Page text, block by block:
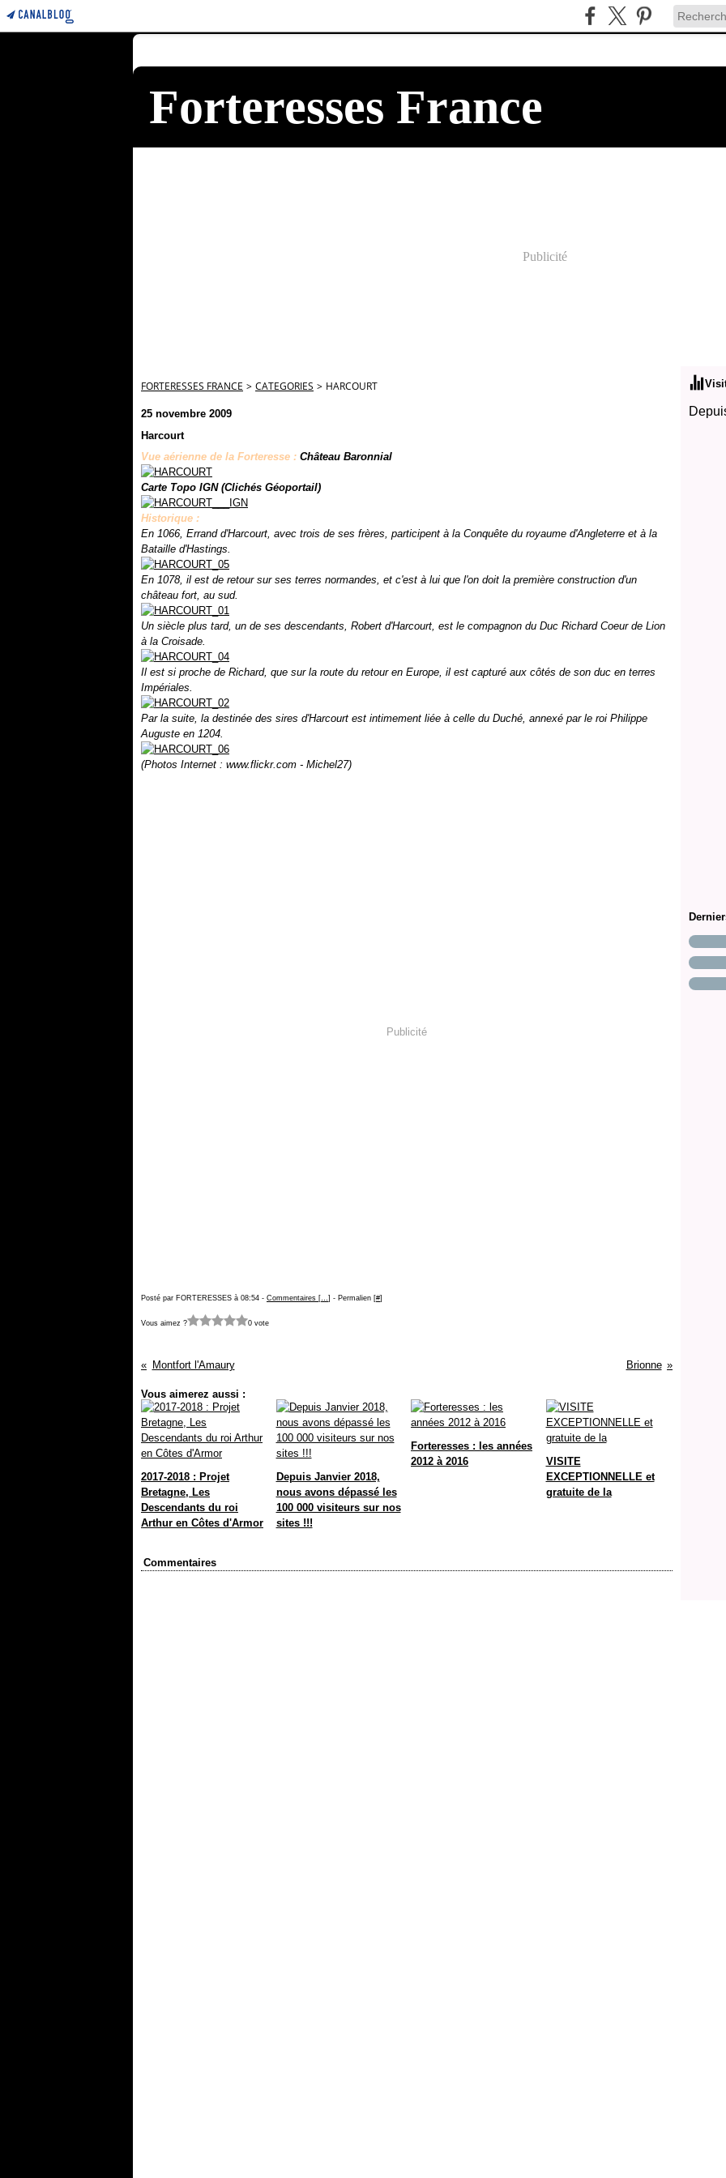
Forteresses France
Publicité
FORTERESSES FRANCE > CATEGORIES > HARCOURT
25 novembre 2009
Harcourt
Vue aérienne de la Forteresse : Château Baronnial
Carte Topo IGN (Clichés Géoportail)
Historique :
En 1066, Errand d'Harcourt, avec trois de ses frères, participent à la Conquête du royaume d'Angleterre et à la
Bataille d'Hastings.
En 1078, il est de retour sur ses terres normandes, et c'est à lui que l'on doit la première construction d'un
château fort, au sud.
Un siècle plus tard, un de ses descendants, Robert d'Harcourt, est le compagnon du Duc Richard Coeur de Lion
à la Croisade.
Il est si proche de Richard, que sur la route du retour en Europe, il est capturé aux côtés de son duc en terres
Impériales.
Par la suite, la destinée des sires d'Harcourt est intimement liée à celle du Duché, annexé par le roi Philippe
Auguste en 1204.
(Photos Internet : www.flickr.com - Michel27)
Publicité
Posté par FORTERESSES à 08:54 - Commentaires […] - Permalien [#]
Vous aimez ? 0 vote
Montfort l'Amaury Brionne
Vous aimerez aussi :
2017-2018 : Projet
Bretagne, Les
Descendants du roi
Arthur en Côtes d'Armor
Depuis Janvier 2018,
nous avons dépassé les
100 000 visiteurs sur nos
sites !!!
Forteresses : les années
2012 à 2016
VISITE
EXCEPTIONNELLE et
gratuite de la
Commentaires